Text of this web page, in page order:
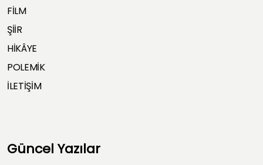
FİLM
ŞİİR
HİKÂYE
POLEMİK
İLETİŞİM
Güncel Yazılar